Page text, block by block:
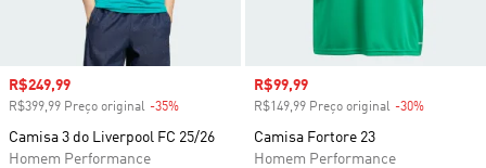
Preço com desconto
R$249,99
R$399,99 Preço original -35%
Camisa 3 do Liverpool FC 25/26
Homem Performance
Preço com desconto
R$99,99
R$149,99 Preço original -30%
Camisa Fortore 23
Homem Performance